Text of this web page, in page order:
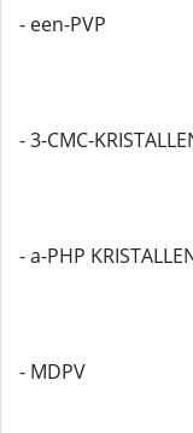
- een-PVP
- 3-CMC-
- a-PHP
- MDPV